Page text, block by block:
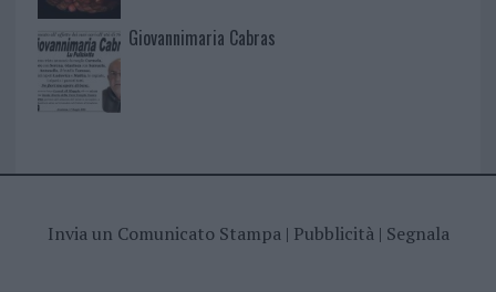
Giovannimaria Cabras
Invia un Comunicato Stampa| Pubblicità| Segnala